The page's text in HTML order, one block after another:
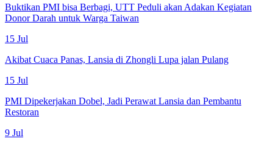
Buktikan PMI bisa Berbagi, UTT Peduli akan Adakan Kegiatan
Donor Darah untuk Warga Taiwan
15 Jul
Akibat Cuaca Panas, Lansia di Zhongli Lupa jalan Pulang
15 Jul
PMI Dipekerjakan Dobel, Jadi Perawat Lansia dan Pembantu
Restoran
9 Jul